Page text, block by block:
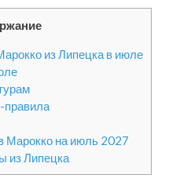
из Липецка в июле
правила
Марокко на июль 2027
из Липецка